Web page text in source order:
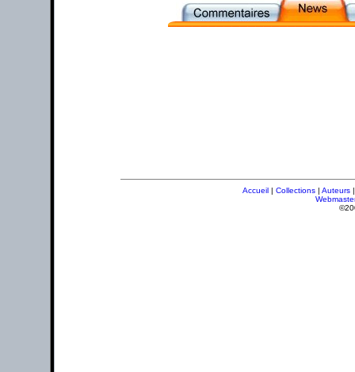
Accueil | Collections | Auteurs